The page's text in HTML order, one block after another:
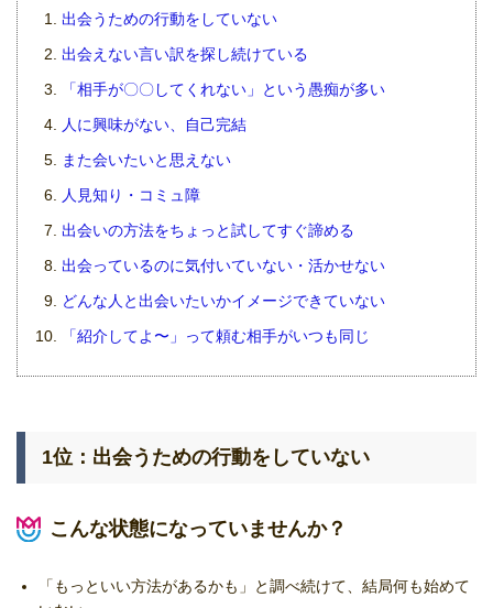
出会うための行動をしていない
出会えない言い訳を探し続けている
「相手が〇〇してくれない」という愚痴が多い
人に興味がない、自己完結
また会いたいと思えない
人見知り・コミュ障
出会いの方法をちょっと試してすぐ諦める
出会っているのに気付いていない・活かせない
どんな人と出会いたいかイメージできていない
「紹介してよ〜」って頼む相手がいつも同じ
1位：出会うための行動をしていない
こんな状態になっていませんか？
「もっといい方法があるかも」と調べ続けて、結局何も始めて